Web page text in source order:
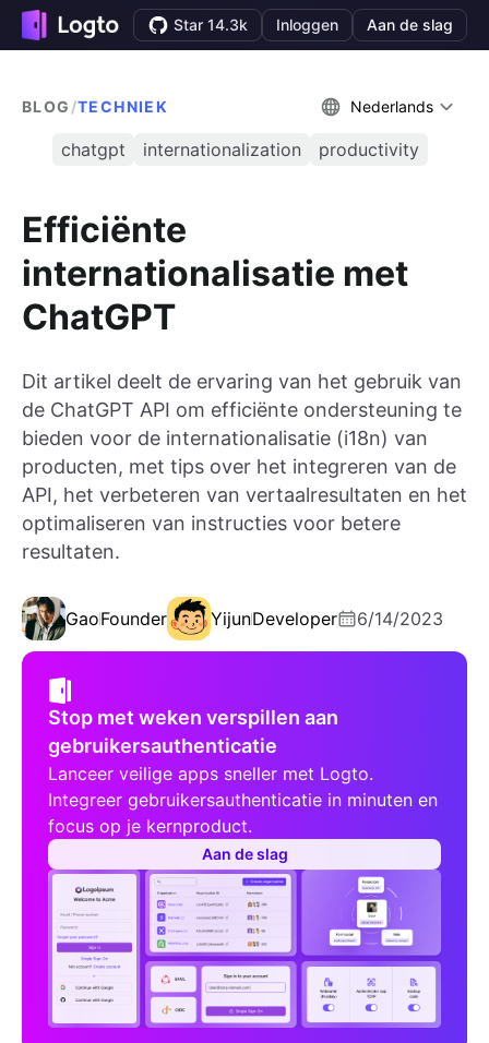
Star 14.3k Inloggen Aan de slag
BLOG /TECHNIEK Nederlands
chatgpt internationalization productivity
Efficiënte
internationalisatie met
ChatGPT
Dit artikel deelt de ervaring van het gebruik van
de ChatGPT API om efficiënte ondersteuning te
bieden voor de internationalisatie (i18n) van
producten, met tips over het integreren van de
API, het verbeteren van vertaalresultaten en het
optimaliseren van instructies voor betere
resultaten.
GaoFounder YijunDeveloper 6/14/2023
Stop met weken verspillen aan
gebruikersauthenticatie
Lanceer veilige apps sneller met Logto.
Integreer gebruikersauthenticatie in minuten en
focus op je kernproduct.
Aan de slag